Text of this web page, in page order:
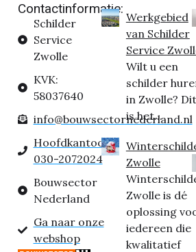
Contactinformatie:
Schilder
Service
Zwolle
KVK:
58037640
info@bouwsectornederland.nl
Hoofdkantoor:
030-2072024
Bouwsector
Nederland
Ga naar onze
webshop
Werkgebied
van Schilder
Service
Wilt u een
schilder
in Zwolle? Dit
is het...
Zwolle
Zwolle is dé
oplossing
iedereen die
kwalitatief